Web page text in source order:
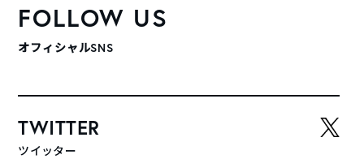
FOLLOW US
オフィシャルSNS
TWITTER
ツイッター